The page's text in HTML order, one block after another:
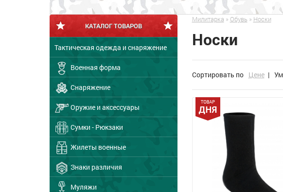
КАТАЛОГ ТОВАРОВ
Тактическая одежда и снаряжение
Военная форма
Снаряжение
Оружие и аксессуары
Сумки - Рюкзаки
Жилеты военные
Знаки различия
Муляжи
Милитарка » Обувь » Носки
Носки
Сортировать по Цене |